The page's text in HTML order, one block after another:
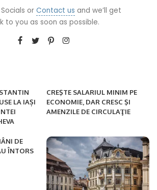
or Contact us and we’ll get
to you as soon as possible.
LA IAȘI
CREŞTE SALARIUL MINIM PE
ECONOMIE, DAR CRESC ŞI
AMENZILE DE CIRCULAŢIE
DE
ÎNTORS